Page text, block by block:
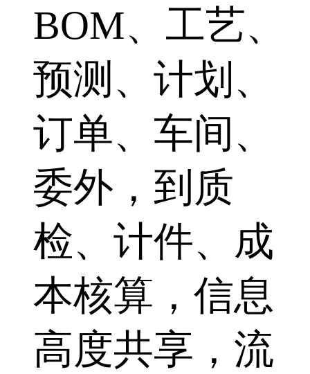
BOM、工艺、
预测、计划、
订单、车间、
委外，到质
检、计件、成
本核算，信息
高度共享，流